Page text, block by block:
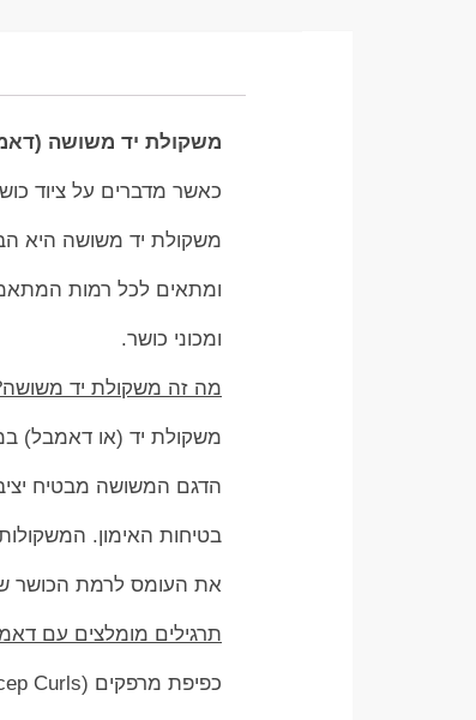
משקולת יד משושה
כאשר מדברים על ציוד
משקולת יד משושה היא
ומתאים לכל רמות
ומכוני כושר.
מה זה משקולת יד
משקולת יד (או דאמבל)
הדגם המשושה מבטיח
בטיחות האימון. המשקולות מגיעות
את העומס לרמת הכושר
תרגילים מומלצים עם
כפיפת מרפקים (Bicep Curls) – לפיתוח שרירי הזרוע.